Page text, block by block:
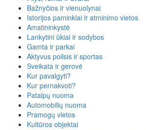
Bažnyčios ir vienuolynai
Istorijos paminklai ir atminimo vietos
Amatininkystė
Lankytini ūkiai ir sodybos
Gamta ir parkai
Aktyvus poilsis ir sportas
Sveikata ir gerovė
Kur pavalgyti?
Kur pernakvoti?
Patalpų nuoma
Automobilių nuoma
Pramogų vietos
Kultūros objektai